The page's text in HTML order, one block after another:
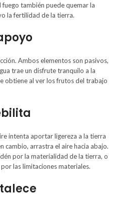
fuego también puede quemar la
la fertilidad de la tierra.
Ambos elementos son pasivos,
trae un disfrute tranquilo a la
obtiene al ver los frutos del trabajo
intenta aportar ligereza a la tierra
cambio, arrastra el aire hacia abajo.
por la materialidad de la tierra, o
las limitaciones materiales.